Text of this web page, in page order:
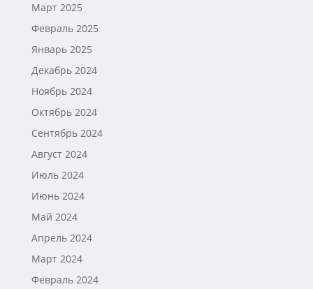
Март 2025
Февраль 2025
Январь 2025
Декабрь 2024
Ноябрь 2024
Октябрь 2024
Сентябрь 2024
Август 2024
Июль 2024
Июнь 2024
Май 2024
Апрель 2024
Март 2024
Февраль 2024